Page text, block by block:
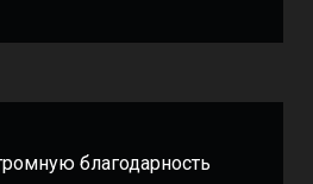
благодарность